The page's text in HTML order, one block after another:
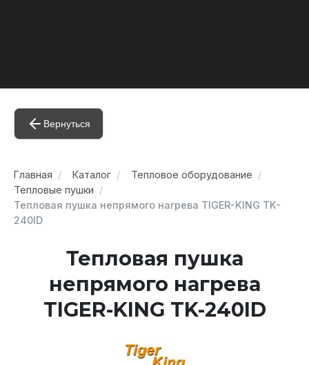
Вернуться
Главная Каталог
Тепловое оборудование
Тепловые пушки
Тепловая пушка непрямого нагрева TIGER-KING TK-
240ID
Тепловая пушка
непрямого нагрева
TIGER-KING TK-240ID